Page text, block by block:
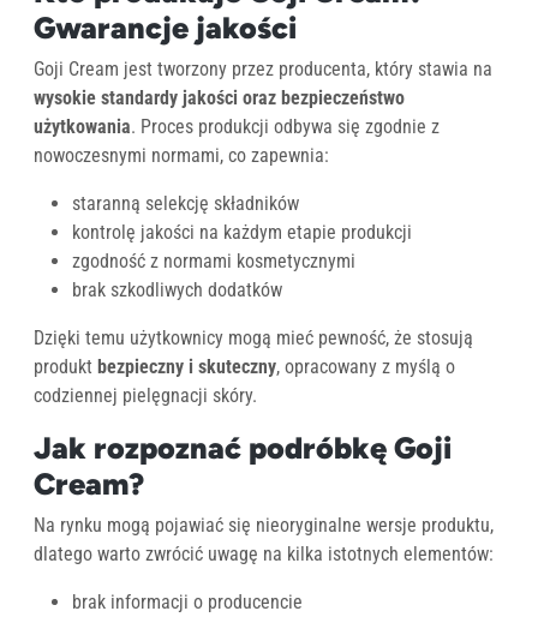
Gwarancje jakości
Goji Cream jest tworzony przez producenta, który stawia na
wysokie standardy jakości oraz bezpieczeństwo
użytkowania. Proces produkcji odbywa się zgodnie z
nowoczesnymi normami, co zapewnia:
staranną selekcję składników
kontrolę jakości na każdym etapie produkcji
zgodność z normami kosmetycznymi
brak szkodliwych dodatków
Dzięki temu użytkownicy mogą mieć pewność, że stosują
produkt bezpieczny i skuteczny, opracowany z myślą o
codziennej pielęgnacji skóry.
Jak rozpoznać podróbkę Goji
Cream?
Na rynku mogą pojawiać się nieoryginalne wersje produktu,
dlatego warto zwrócić uwagę na kilka istotnych elementów:
brak informacji o producencie